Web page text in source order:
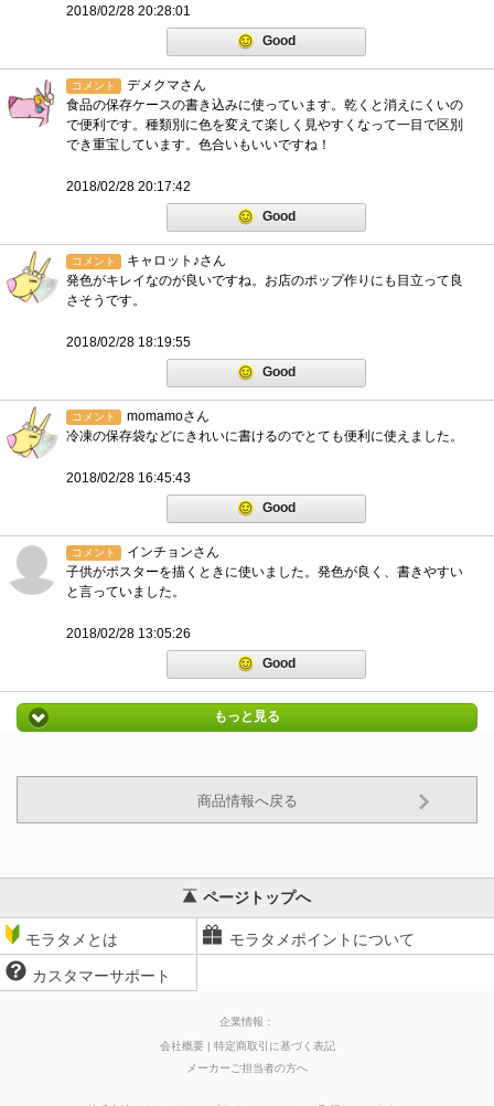
2018/02/28 20:28:01
Good
コメント
デメクマさん
食品の保存ケースの書き込みに使っています。乾くと消えにくいの
で便利です。種類別に色を変えて楽しく見やすくなって一目で区別
でき重宝しています。色合いもいいですね！
2018/02/28 20:17:42
Good
コメント
キャロット♪さん
発色がキレイなのが良いですね。お店のポップ作りにも目立って良
さそうです。
2018/02/28 18:19:55
Good
コメント
momamoさん
冷凍の保存袋などにきれいに書けるのでとても便利に使えました。
2018/02/28 16:45:43
Good
コメント
インチョンさん
子供がポスターを描くときに使いました。発色が良く、書きやすい
と言っていました。
2018/02/28 13:05:26
Good
もっと見る
商品情報へ戻る
ページトップへ
モラタメとは モラタメポイントについて
カスタマーサポート
企業情報：
会社概要
特定商取引に基づく表記
メーカーご担当者の方へ